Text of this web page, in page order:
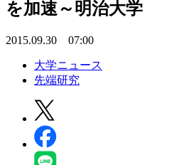
を加速～明治大学
2015.09.30 07:00
大学ニュース
先端研究